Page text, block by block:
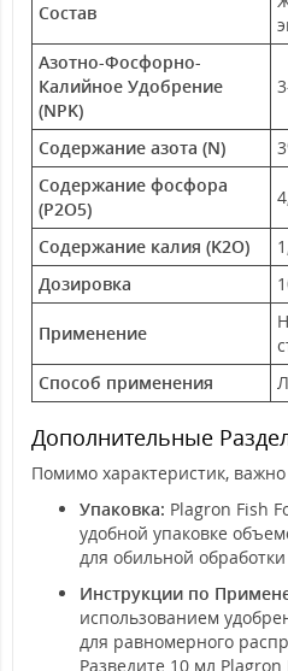
Состав
Азотно-Фосфорно-
Калийное Удобрение
(NPK)
Содержание азота (N)
Содержание фосфора
(P2O5)
Содержание калия (K2O)
Дозировка
Применение
Способ применения
Дополнительные
Помимо характеристик, важно
Упаковка: Plagron Fish
удобной упаковке
для обильной
Инструкции по
использованием
для равномерного
Разведите 10 мл